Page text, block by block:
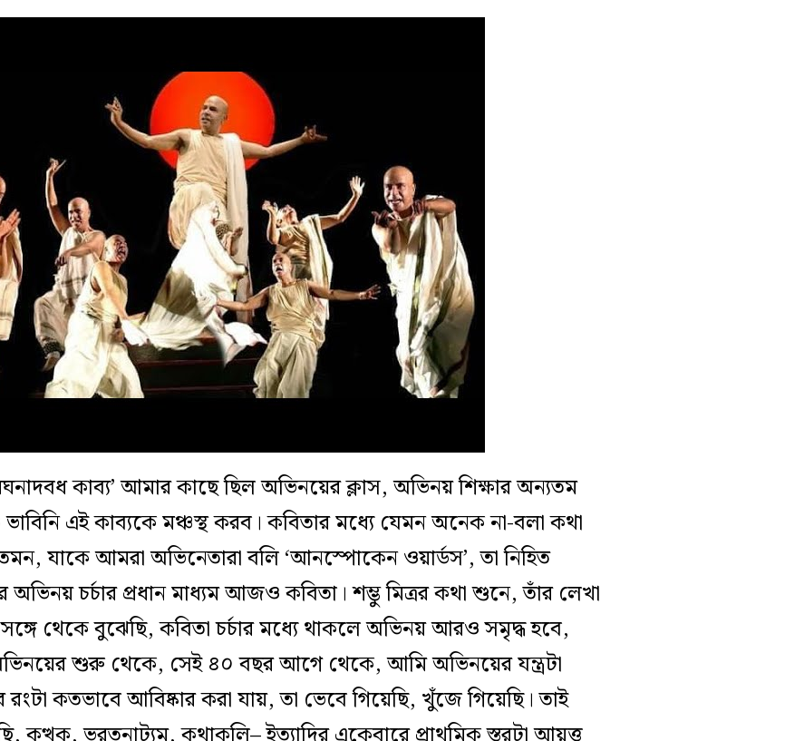
কাব‍্য’ আমার কাছে ছিল অভিনয়ের ক্লাস, অভিনয় শিক্ষার অন‍্যতম
এই কাব‍্যকে মঞ্চস্থ করব। কবিতার মধ্যে যেমন অনেক না-বলা কথা
যাকে আমরা অভিনেতারা বলি ‘আনস্পোকেন ওয়ার্ডস’, তা নিহিত
চর্চার প্রধান মাধ্যম আজও কবিতা। শম্ভু মিত্রর কথা শুনে, তাঁর লেখা
থেকে বুঝেছি, কবিতা চর্চার মধ্যে থাকলে অভিনয় আরও সমৃদ্ধ হবে,
শুরু থেকে, সেই ৪০ বছর আগে থেকে, আমি অভিনয়ের যন্ত্রটা
কতভাবে আবিষ্কার করা যায়, তা ভেবে গিয়েছি, খুঁজে গিয়েছি। তাই